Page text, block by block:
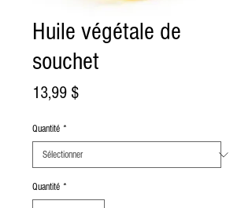
Huile végétale de
souchet
13,99 $Prix
Quantité *
Quantité *